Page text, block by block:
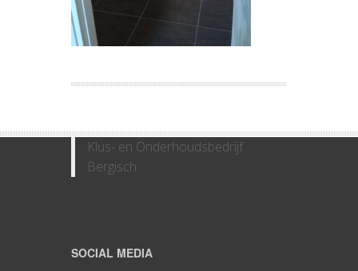
Klus- en Onderhoudsbedrijf
Bergisch
SOCIAL MEDIA